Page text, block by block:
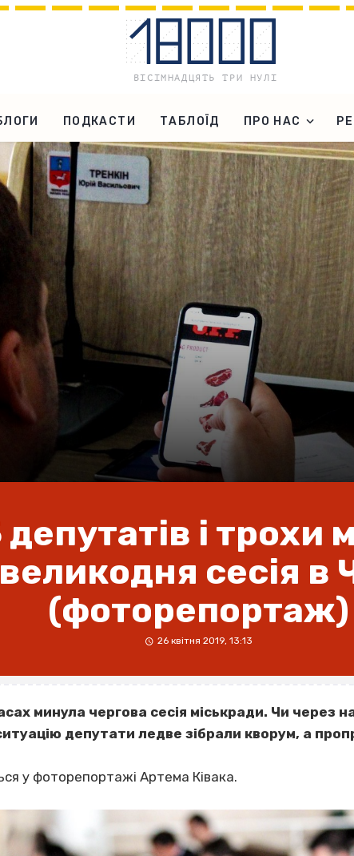
ПОДКАСТИ ТАБЛОЇД ПРО НАС
і трохи
сесія в
(фоторепортаж)
26 квітня 2019, 13:13
минула чергова сесія міськради. Чи через
депутати ледве зібрали кворум, а
у фоторепортажі Артема Ківака.